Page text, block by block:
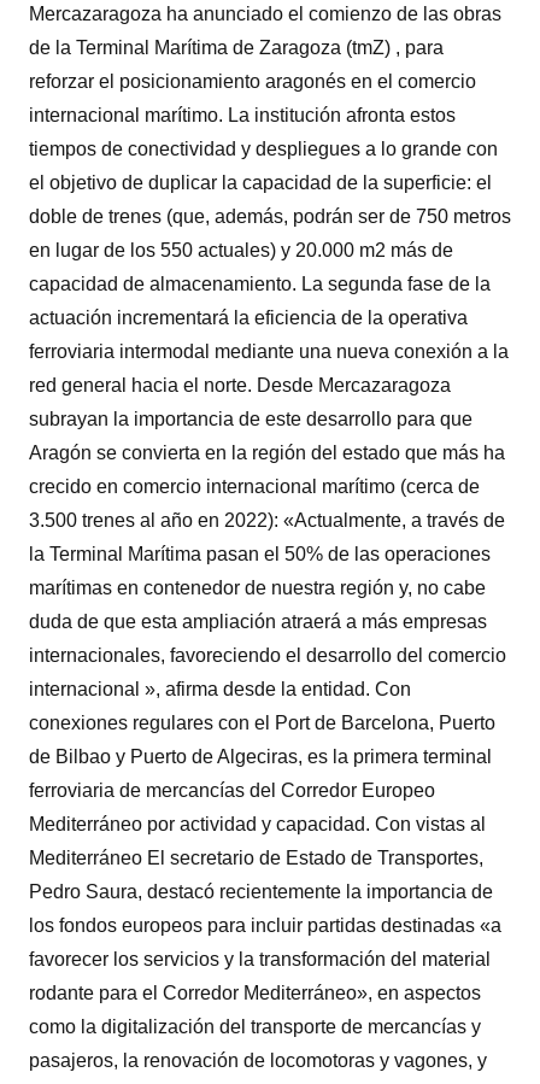
Mercazaragoza ha anunciado el comienzo de las obras
de la Terminal Marítima de Zaragoza (tmZ) , para
reforzar el posicionamiento aragonés en el comercio
internacional marítimo. La institución afronta estos
tiempos de conectividad y despliegues a lo grande con
el objetivo de duplicar la capacidad de la superficie: el
doble de trenes (que, además, podrán ser de 750 metros
en lugar de los 550 actuales) y 20.000 m2 más de
capacidad de almacenamiento. La segunda fase de la
actuación incrementará la eficiencia de la operativa
ferroviaria intermodal mediante una nueva conexión a la
red general hacia el norte. Desde Mercazaragoza
subrayan la importancia de este desarrollo para que
Aragón se convierta en la región del estado que más ha
crecido en comercio internacional marítimo (cerca de
3.500 trenes al año en 2022): «Actualmente, a través de
la Terminal Marítima pasan el 50% de las operaciones
marítimas en contenedor de nuestra región y, no cabe
duda de que esta ampliación atraerá a más empresas
internacionales, favoreciendo el desarrollo del comercio
internacional », afirma desde la entidad. Con
conexiones regulares con el Port de Barcelona, Puerto
de Bilbao y Puerto de Algeciras, es la primera terminal
ferroviaria de mercancías del Corredor Europeo
Mediterráneo por actividad y capacidad. Con vistas al
Mediterráneo El secretario de Estado de Transportes,
Pedro Saura, destacó recientemente la importancia de
los fondos europeos para incluir partidas destinadas «a
favorecer los servicios y la transformación del material
rodante para el Corredor Mediterráneo», en aspectos
como la digitalización del transporte de mercancías y
pasajeros, la renovación de locomotoras y vagones, y